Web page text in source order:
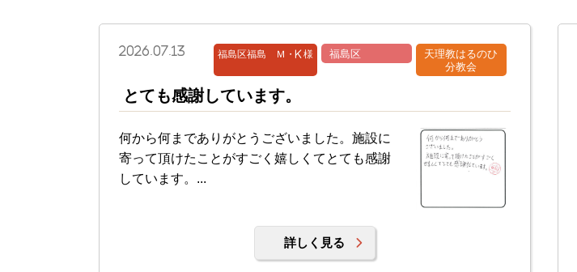
2026.07.13 福島区福島 Ｍ・K 様 福島区
天理教はるのひ
分教会
とても感謝しています。
何から何までありがとうございました。施設に
寄って頂けたことがすごく嬉しくてとても感謝
しています。...
詳しく見る